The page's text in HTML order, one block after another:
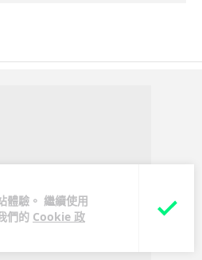
體驗。 繼續使用
們的 Cookie 政